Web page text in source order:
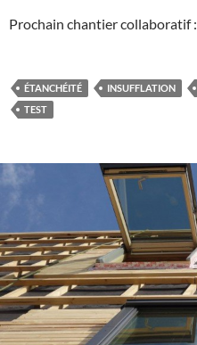
Prochain chantier collaboratif
ÉTANCHÉITÉ INSUFFLATION
TEST